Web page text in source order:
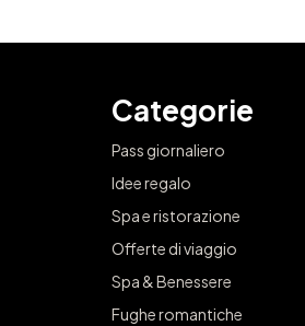
Categorie
Pass giornaliero
Idee regalo
Spa e ristorazione
Offerte di viaggio
Spa & Benessere
Fughe romantiche